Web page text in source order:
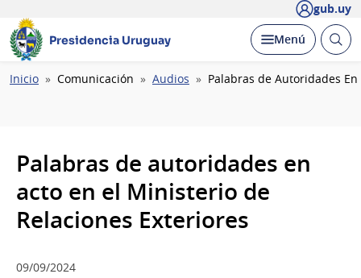
gub.uy
Presidencia Uruguay Desplegar
Menú Abrir
Ruta
Inicio Comunicación Audios Palabras de Autoridades
Palabras de autoridades en
acto en el Ministerio de
Relaciones Exteriores
09/09/2024